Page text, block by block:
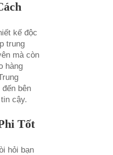
kế độc
trung
mà còn
hàng
bên
cậy.
Tốt
hỏi bạn